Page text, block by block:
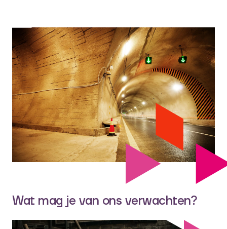
Wat mag je van ons verwachten?